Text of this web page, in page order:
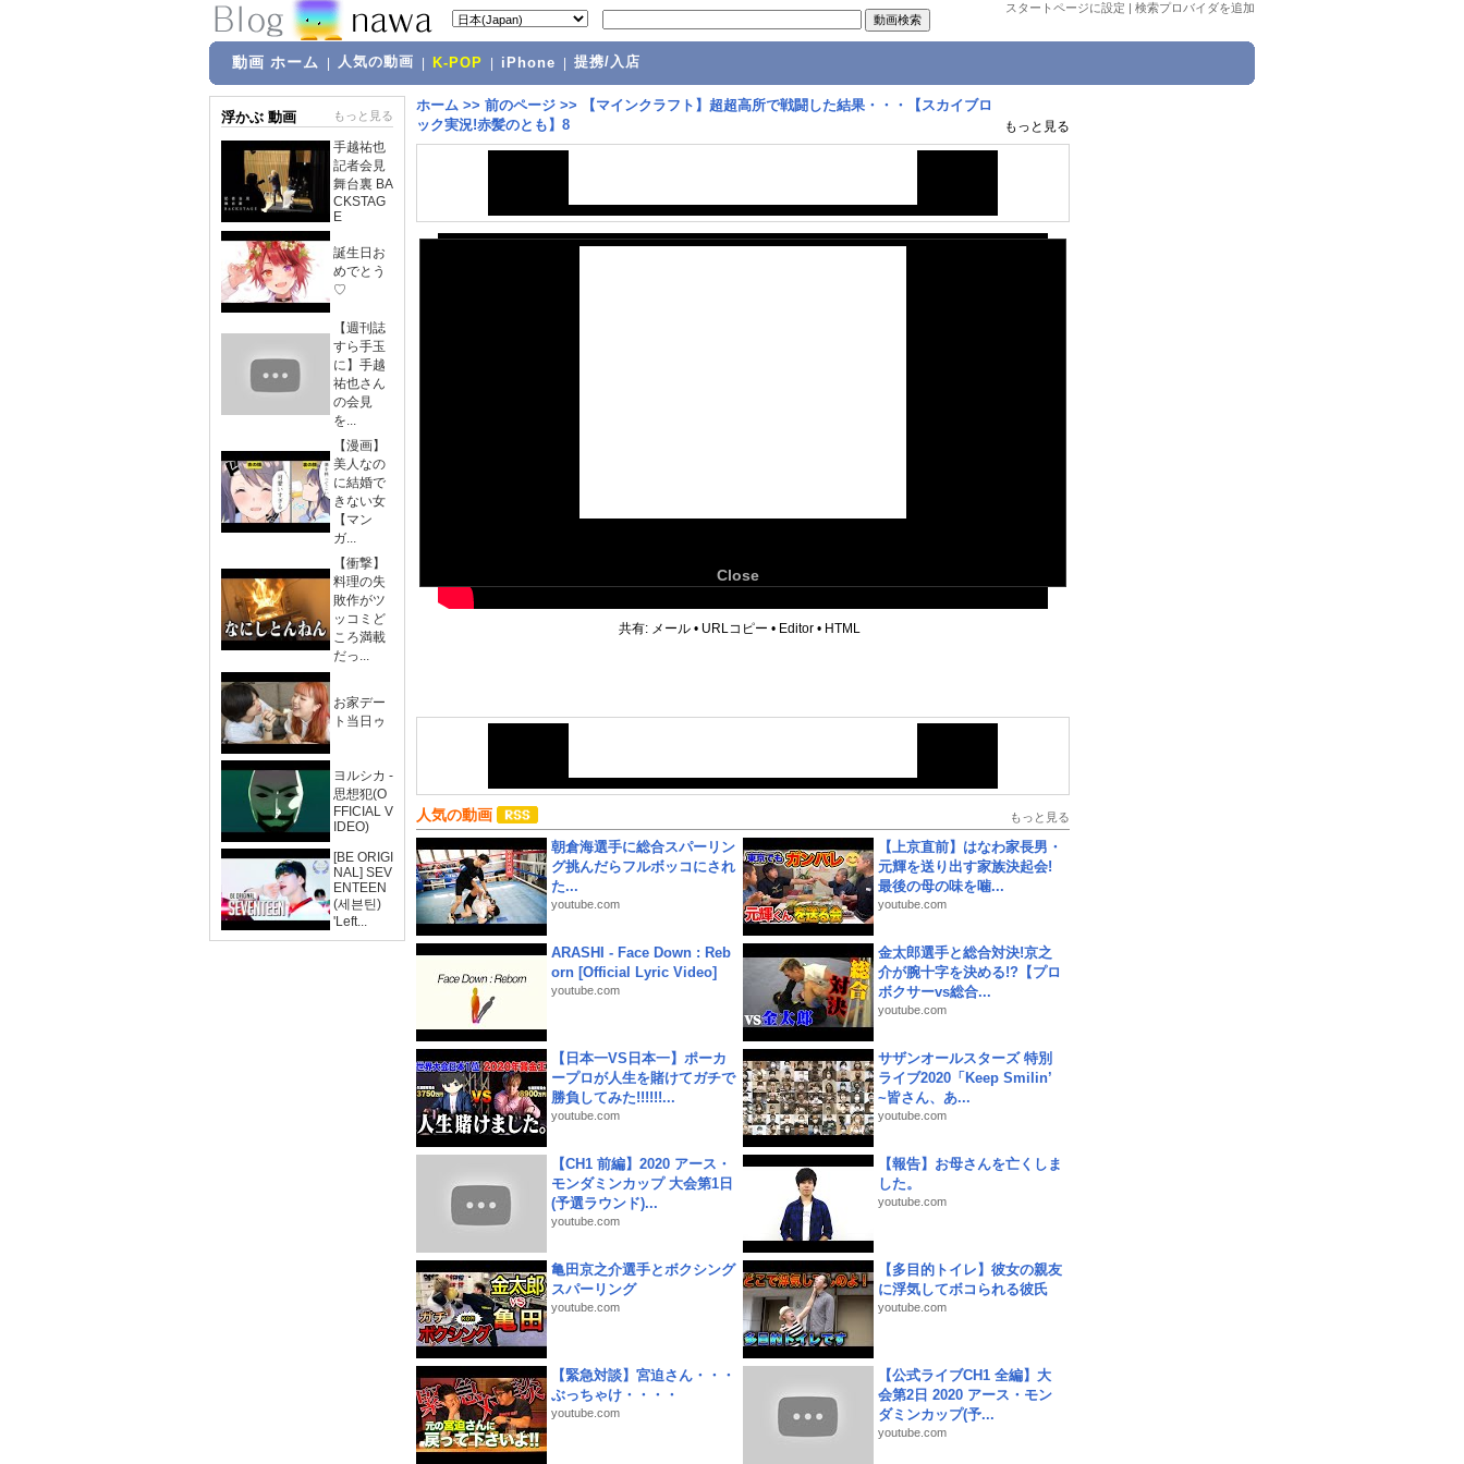
スタートページに設定 | 検索プロバイダを追加
動画 ホーム 人気の動画 K-POP iPhone 提携/入店
浮かぶ 動画 もっと見る
手越祐也
記者会見
舞台裏 BA
CKSTAG
E
誕生日お
めでとう
♡
【週刊誌
すら手玉
に】手越
祐也さん
の会見
を...
【漫画】
美人なの
に結婚で
きない女
【マン
ガ...
【衝撃】
料理の失
敗作がツ
ッコミど
ころ満載
だっ...
お家デー
ト当日ゥ
ヨルシカ -
思想犯(O
FFICIAL V
IDEO)
[BE ORIGI
NAL] SEV
ENTEEN
(세븐틴)
'Left...
ホーム >> 前のページ >>
【マインクラフト】超超高所で戦闘した結果・・・【スカイブロ
ック実況!赤髪のとも】8
もっと見る
Close
共有: メール • URLコピー • Editor • HTML
人気の動画 もっと見る
朝倉海選手に総合スパーリン
グ挑んだらフルボッコにされ
た...
youtube.com
【上京直前】はなわ家長男・
元輝を送り出す家族決起会!
最後の母の味を噛...
youtube.com
ARASHI - Face Down : Reb
orn [Official Lyric Video]
youtube.com
金太郎選手と総合対決!京之
介が腕十字を決める!?【プロ
ボクサーvs総合...
youtube.com
【日本一VS日本一】ポーカ
ープロが人生を賭けてガチで
勝負してみた!!!!!!...
youtube.com
サザンオールスターズ 特別
ライブ2020「Keep Smilin’
~皆さん、あ...
youtube.com
【CH1 前編】2020 アース・
モンダミンカップ 大会第1日
(予選ラウンド)...
youtube.com
【報告】お母さんを亡くしま
した。
youtube.com
亀田京之介選手とボクシング
スパーリング
youtube.com
【多目的トイレ】彼女の親友
に浮気してボコられる彼氏
youtube.com
【緊急対談】宮迫さん・・・
ぶっちゃけ・・・・
youtube.com
【公式ライブCH1 全編】大
会第2日 2020 アース・モン
ダミンカップ(予...
youtube.com